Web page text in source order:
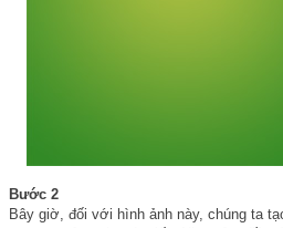
Bước 2
Bây giờ, đối với hình ảnh này, chúng ta